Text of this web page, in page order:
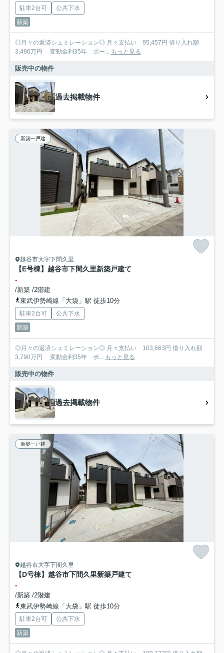
駐車2台可
公共下水
新築
◎月々の返済シュミレーション◎ 月々支払い 95,457円 借り入れ額
3,490万円 変動金利35年 ボー... もっと見る
販売中の物件
過去掲載物件
新築一戸建
越谷市大字下間久里
【E号棟】越谷市下間久里新築戸建て
-
/新築 /2階建
東武伊勢崎線「大袋」駅 徒歩10分
駐車2台可
公共下水
新築
◎月々の返済シュミレーション◎ 月々支払い 103,663円 借り入れ額
3,790万円 変動金利35年 ボ... もっと見る
販売中の物件
過去掲載物件
新築一戸建
越谷市大字下間久里
【D号棟】越谷市下間久里新築戸建て
-
/新築 /2階建
東武伊勢崎線「大袋」駅 徒歩10分
駐車2台可
公共下水
新築